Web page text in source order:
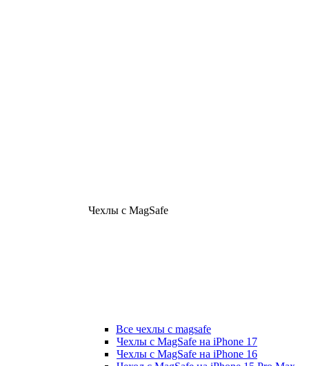
Чехлы с MagSafe
Все чехлы с magsafe
Чехлы с MagSafe на iPhone 17
Чехлы с MagSafe на iPhone 16